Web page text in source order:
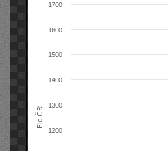
Elo ČR
1200
1300
1400
1500
1600
1700